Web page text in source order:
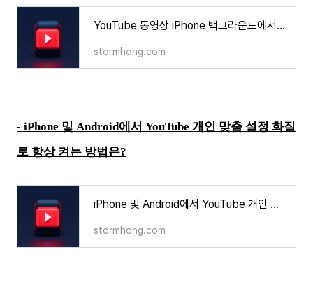
YouTube 동영상 iPhone 백그라운드에서 동영상 녹화하는 방법은?
stormhong.com
- iPhone 및 Android에서 YouTube 개인 맞춤 설정 화질
로 항상 켜는 방법은?
iPhone 및 Android에서 YouTube 개인 맞춤 설정 화질로 항상 켜는 방법은?
stormhong.com